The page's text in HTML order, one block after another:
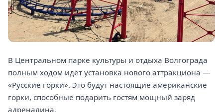
В Центральном парке культуры и отдыха Волгограда
полным ходом идёт установка нового аттракциона —
«Русские горки». Это будут настоящие американские
горки, способные подарить гостям мощный заряд
адреналина.